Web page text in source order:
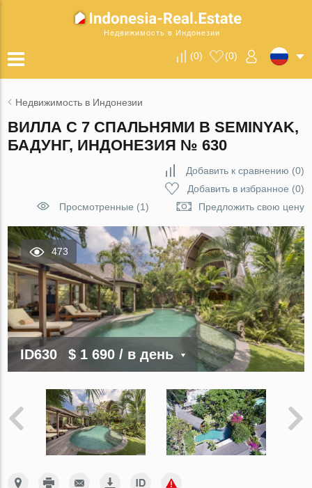
Недвижимость в Индонезии
(0) (0)
Недвижимость в Индонезии
ВИЛЛА С 7 СПАЛЬНЯМИ В SEMINYAK,
БАДУНГ, ИНДОНЕЗИЯ № 630
Добавить к сравнению (0)
Добавить в избранное (0)
Просмотренные (1)
Предложить свою цену
473
ID630 $ 1 690/ в день